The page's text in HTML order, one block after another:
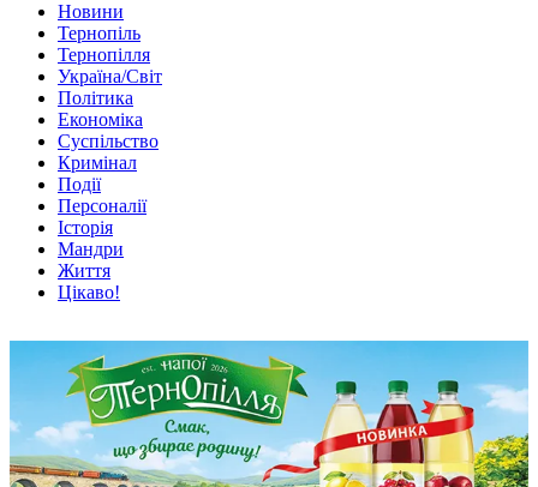
Новини
Тернопіль
Тернопілля
Україна/Світ
Політика
Економіка
Суспільство
Кримінал
Події
Персоналії
Історія
Мандри
Життя
Цікаво!